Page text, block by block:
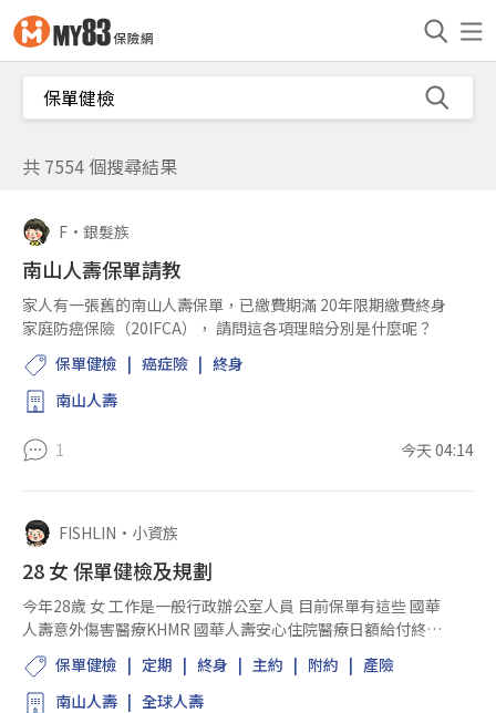
共 7554 個搜尋結果
F • 銀髮族
南山人壽保單請教
家人有一張舊的南山人壽保單，已繳費期滿 20年限期繳費終身
家庭防癌保險（20IFCA）， 請問這各項理賠分別是什麼呢？
保單健檢
癌症險
終身
南山人壽
1 今天 04:14
FISHLIN • 小資族
28 女 保單健檢及規劃
今年28歲 女 工作是一般行政辦公室人員 目前保單有這些 國華
人壽意外傷害醫療KHMR 國華人壽安心住院醫療日額給付終身
保險附約(甲型)KHOC 國華人壽溫馨防癌終身健康保險
(93)KHDM 國華人壽防癌終身健康保險附約KHRI...
保單健檢 定期 終身 主約 附約
產險
南山人壽
全球人壽